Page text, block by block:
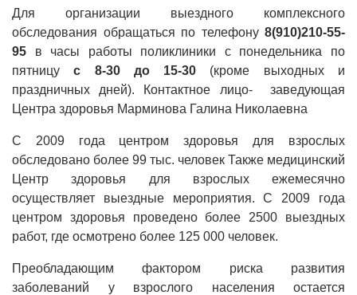
Для организации выездного комплексного
обследования обращаться по телефону 8(910)210-55-
95 в часы работы поликлиники с понедельника по
пятницус 8-30 до 15-30 (кроме выходных и
праздничных дней). Контактное лицо- заведующая
Центра здоровья Марминова Галина Николаевна
С 2009 года центром здоровья для взрослых
обследовано более 99 тыс. человек Также медицинский
Центр здоровья для взрослых ежемесячно
осуществляет выездные мероприятия. С 2009 года
центром здоровья проведено более 2500 выездных
работ, где осмотрено более 125 000 человек.
Преобладающим фактором риска развития
заболеваний у взрослого населения остается